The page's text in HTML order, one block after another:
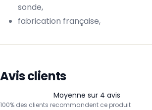
sonde,
fabrication française,
Avis clients
Moyenne sur 4 avis
100% des clients recommandent ce produit